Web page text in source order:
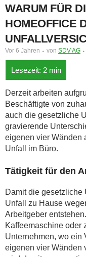
WARUM FÜR
HOMEOFFICE
Vor 6 Jahren von SDV AG
Derzeit arbeiten
Beschäftigte von
auch die gesetzliche
gravierende
eigenen vier Wänden
Unfall im Büro.
Tätigkeit für den
Damit die gesetzliche
Unfall zu Hause
Arbeitgeber
Kaffeemaschine oder
Unternehmen, wo ein
eigenen vier Wänden